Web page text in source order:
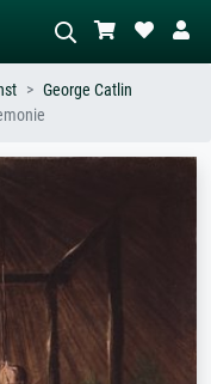
Sie die Szene – z.B. Grüne
mit viel Rot, Dunkles
Baum.
George Catlin